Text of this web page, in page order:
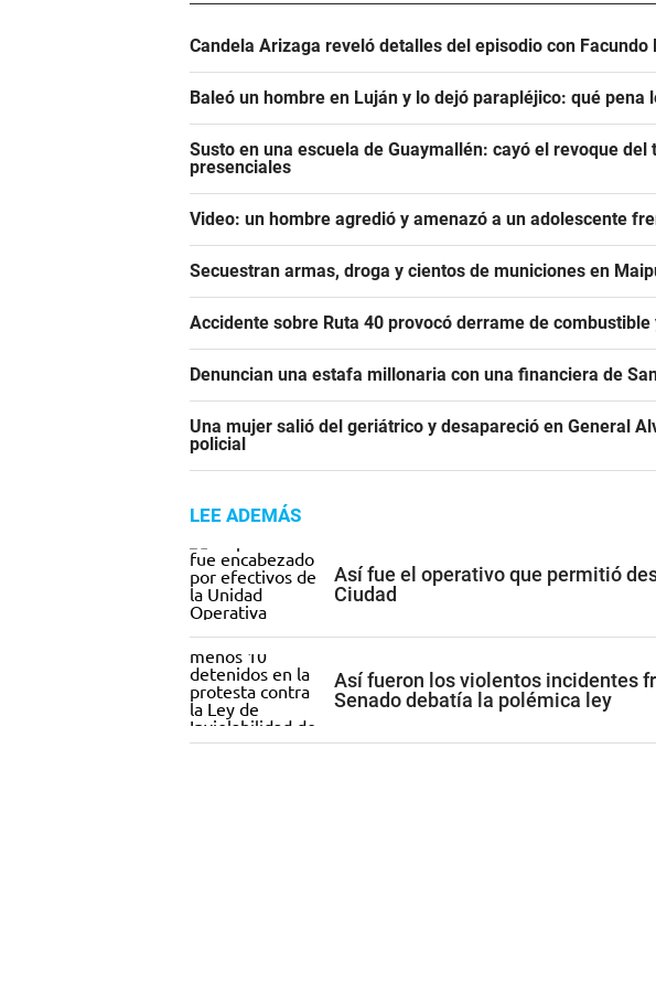
Candela Arizaga reveló detalles del episodio con
Baleó un hombre en Luján y lo dejó parapléjico: qué pena
Susto en una escuela de Guaymallén: cayó el revoque
presenciales
Video: un hombre agredió y amenazó a un adolescente
Secuestran armas, droga y cientos de municiones en
Accidente sobre Ruta 40 provocó derrame de
Denuncian una estafa millonaria con una financiera de
Una mujer salió del geriátrico y desapareció en General
policial
LEE ADEMÁS
Así fue el operativo que permitió
Ciudad
Así fueron los violentos incidentes
Senado debatía la polémica ley